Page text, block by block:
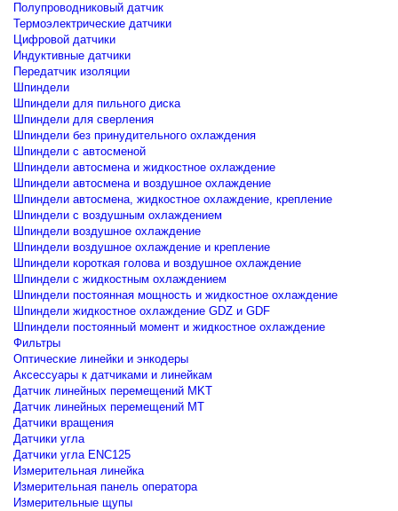
Полупроводниковый датчик
Термоэлектрические датчики
Цифровой датчики
Индуктивные датчики
Передатчик изоляции
Шпиндели
Шпиндели для пильного диска
Шпиндели для сверления
Шпиндели без принудительного охлаждения
Шпиндели с автосменой
Шпиндели автосмена и жидкостное охлаждение
Шпиндели автосмена и воздушное охлаждение
Шпиндели автосмена, жидкостное охлаждение, крепление
Шпиндели с воздушным охлаждением
Шпиндели воздушное охлаждение
Шпиндели воздушное охлаждение и крепление
Шпиндели короткая голова и воздушное охлаждение
Шпиндели с жидкостным охлаждением
Шпиндели постоянная мощность и жидкостное охлаждение
Шпиндели жидкостное охлаждение GDZ и GDF
Шпиндели постоянный момент и жидкостное охлаждение
Фильтры
Оптические линейки и энкодеры
Аксессуары к датчиками и линейкам
Датчик линейных перемещений MKT
Датчик линейных перемещений MT
Датчики вращения
Датчики угла
Датчики угла ENC125
Измерительная линейка
Измерительная панель оператора
Измерительные щупы